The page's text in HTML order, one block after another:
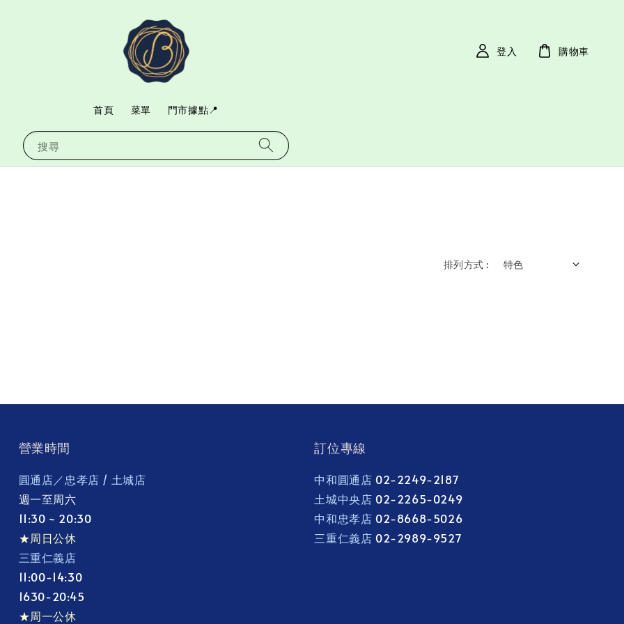
搜尋
首頁 菜單 門市據點📍
登入 購物車
排列方式 :
營業時間
圓通店／忠孝店 / 土城店
週一至周六
11:30 ~ 20:30
★周日公休
三重仁義店
11:00-14:30
1630-20:45
★周一公休
訂位專線
中和圓通店 02-2249-2187
土城中央店 02-2265-0249
中和忠孝店 02-8668-5026
三重仁義店 02-2989-9527